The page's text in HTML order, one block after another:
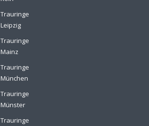
Trauringe
Leipzig
Trauringe
Mainz
Trauringe
München
Trauringe
Münster
Trauringe